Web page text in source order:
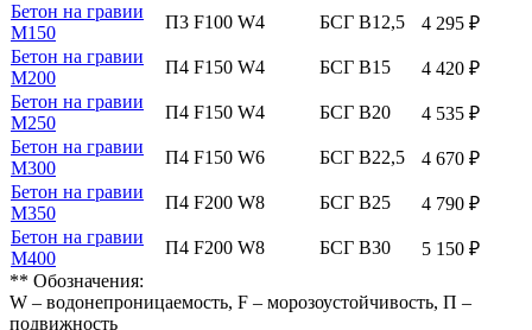
Бетон на гравии
М150
П3 F100 W4 БСГ В12,5
4 295 ₽
Бетон на гравии
М200
П4 F150 W4 БСГ В15
4 420 ₽
Бетон на гравии
М250
П4 F150 W4 БСГ В20
4 535 ₽
Бетон на гравии
М300
П4 F150 W6 БСГ В22,5
4 670 ₽
Бетон на гравии
М350
П4 F200 W8 БСГ В25
4 790 ₽
Бетон на гравии
М400
П4 F200 W8 БСГ В30
5 150 ₽
** Обозначения:
W – водонепроницаемость, F – морозоустойчивость, П –
подвижность